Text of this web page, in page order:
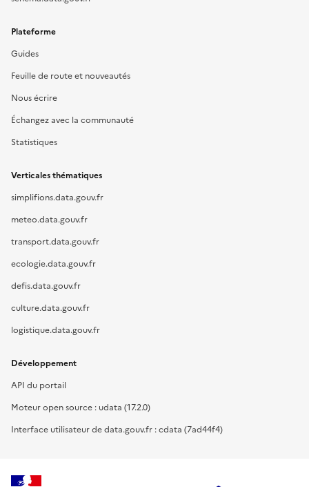
Plateforme
Guides
Feuille de route et nouveautés
Nous écrire
Échangez avec la communauté
Statistiques
Verticales thématiques
simplifions.data.gouv.fr
meteo.data.gouv.fr
transport.data.gouv.fr
ecologie.data.gouv.fr
defis.data.gouv.fr
culture.data.gouv.fr
logistique.data.gouv.fr
Développement
API du portail
Moteur open source : udata (17.2.0)
Interface utilisateur de data.gouv.fr : cdata (7ad44f4)